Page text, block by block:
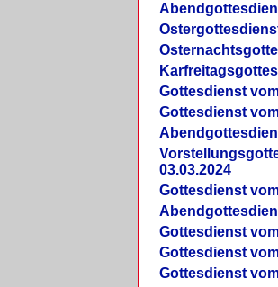
Gottesdienst
Gottesdienst
03.03.2024
Gottesdienst
Gottesdienst
Gottesdienst
Gottesdienst